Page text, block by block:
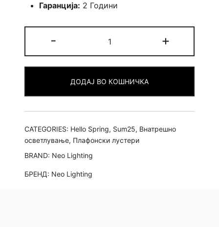
Гаранција: 2 Години
-
Lars
quantity
+
ДОДАЈ ВО КОШНИЧКА
CATEGORIES: Hello Spring, Sum25, Внатрешно
осветлување, Плафонски лустери
BRAND: Neo Lighting
БРЕНД: Neo Lighting